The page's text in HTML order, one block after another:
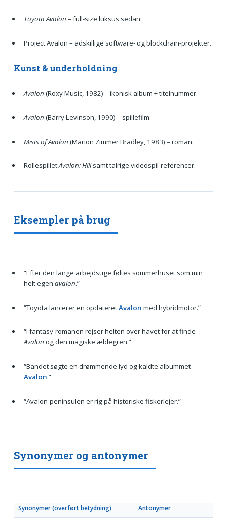
Toyota Avalon – full-size luksus sedan.
Project Avalon – adskillige software- og blockchain-projekter.
Kunst & underholdning
Avalon (Roxy Music, 1982) – ikonisk album + titelnummer.
Avalon (Barry Levinson, 1990) – spillefilm.
Mists of Avalon (Marion Zimmer Bradley, 1983) – roman.
RollespilletAvalon: Hillsamt talrige videospil-referencer.
Eksempler på brug
“Efter den lange arbejdsuge føltes sommerhuset som min
helt egen avalon.”
“Toyota lancerer en opdateretAvalon med hybridmotor.”
“I fantasy-romanen rejser helten over havet for at finde
Avalon og den magiske æblegren.”
“Bandet søgte en drømmende lyd og kaldte albummet
Avalon.”
“Avalon-peninsulen er rig på historiske fiskerlejer.”
Synonymer og antonymer
Synonymer (overført betydning) Antonymer